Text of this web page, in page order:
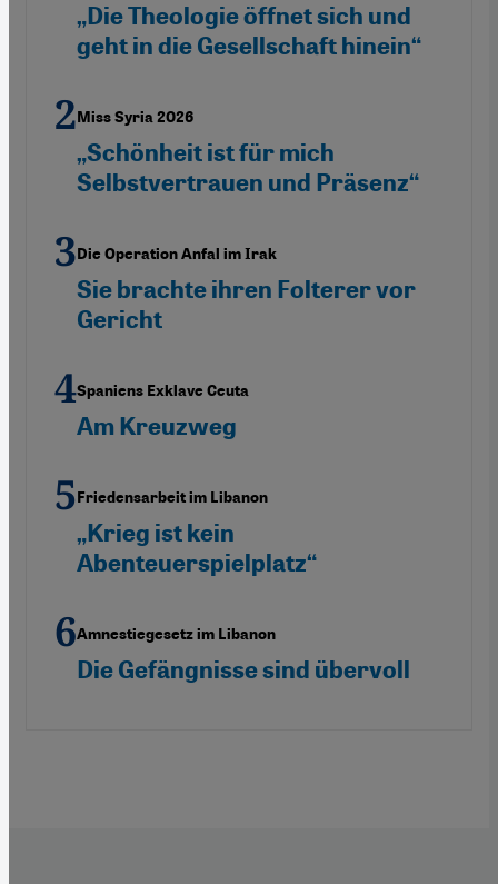
„Die Theologie öffnet sich und
geht in die Gesellschaft hinein“
Miss Syria 2026
„Schönheit ist für mich
Selbstvertrauen und Präsenz“
Die Operation Anfal im Irak
Sie brachte ihren Folterer vor
Gericht
Spaniens Exklave Ceuta
Am Kreuzweg
Friedensarbeit im Libanon
„Krieg ist kein
Abenteuerspielplatz“
Amnestiegesetz im Libanon
Die Gefängnisse sind übervoll